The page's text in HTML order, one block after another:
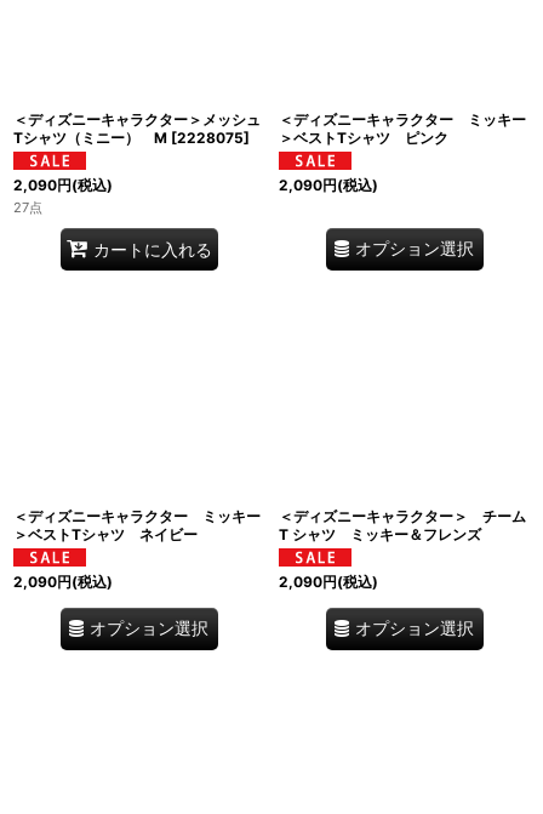
＜ディズニーキャラクター＞メッシュ
Tシャツ（ミニー） M [2228075]
2,090円(税込)
27点
カートに入れる
＜ディズニーキャラクター ミッキー
＞ベストTシャツ ピンク
2,090円(税込)
オプション選択
＜ディズニーキャラクター ミッキー
＞ベストTシャツ ネイビー
2,090円(税込)
オプション選択
＜ディズニーキャラクター＞ チーム
T シャツ ミッキー＆フレンズ
2,090円(税込)
オプション選択